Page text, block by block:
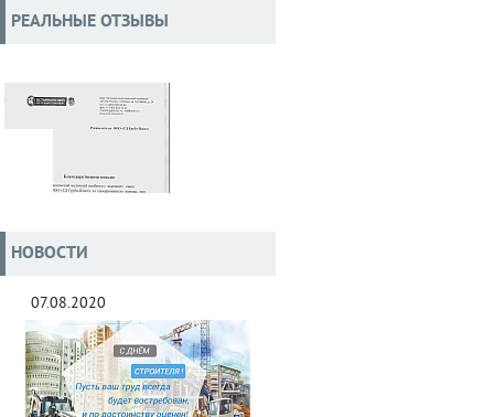
РЕАЛЬНЫЕ ОТЗЫВЫ
НОВОСТИ
07.08.2020